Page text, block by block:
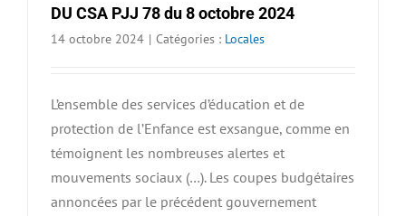
DU CSA PJJ 78 du 8 octobre 2024
14 octobre 2024 | Catégories : Locales
L’ensemble des services d’éducation et de
protection de l’Enfance est exsangue, comme en
témoignent les nombreuses alertes et
mouvements sociaux (…). Les coupes budgétaires
annoncées par le précédent gouvernement